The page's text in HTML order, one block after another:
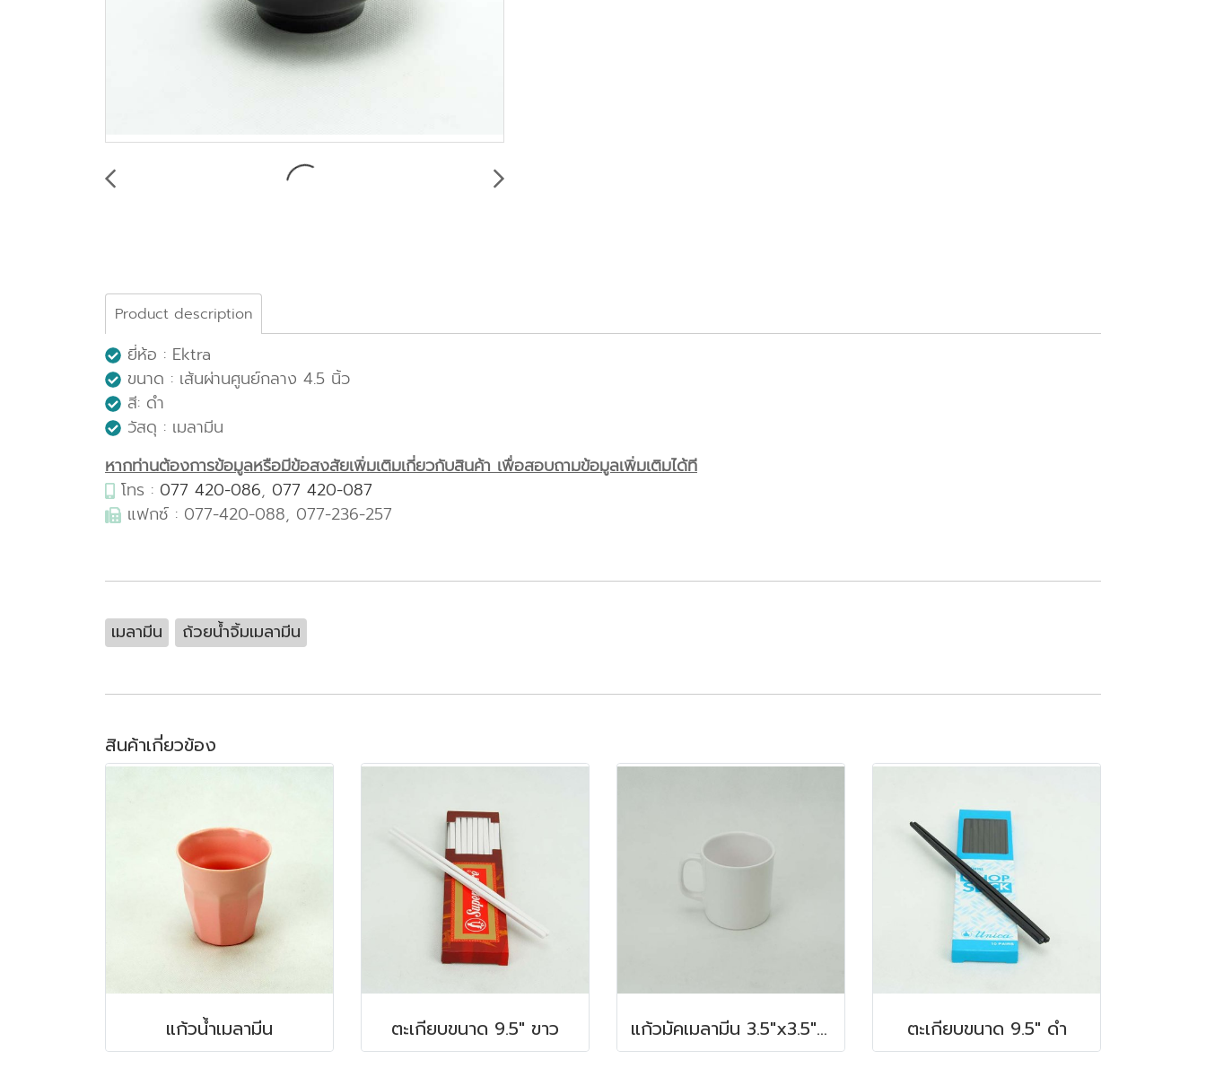
Product description
ยี่ห้อ : Ektra
ขนาด : เส้นผ่านศูนย์กลาง 4.5 นิ้ว
สี: ดำ
วัสดุ : เมลามีน
หากท่านต้องการข้อมูลหรือมีข้อสงสัยเพิ่มเติมเกี่ยวกับสินค้า เพื่อสอบถามข้อมูลเพิ่มเติมได้ที
โทร : 077 420-086, 077 420-087
แฟกซ์ : 077-420-088, 077-236-257
เมลามีน ถ้วยน้ำจิ้มเมลามีน
สินค้าเกี่ยวข้อง
แก้วน้ำเมลามีน ตะเกียบขนาด 9.5" ขาว แก้วมัคเมลามีน 3.5"x3.5" 350 ซีซี ตะเกียบขนาด 9.5" ดำ